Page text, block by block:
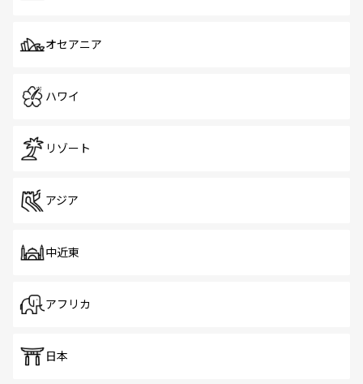
オセアニア
ハワイ
リゾート
アジア
中近東
アフリカ
日本